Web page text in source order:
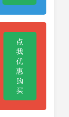
点
我
优
惠
购
买